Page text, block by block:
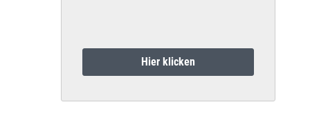
Hier klicken